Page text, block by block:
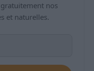
nos
et naturelles.